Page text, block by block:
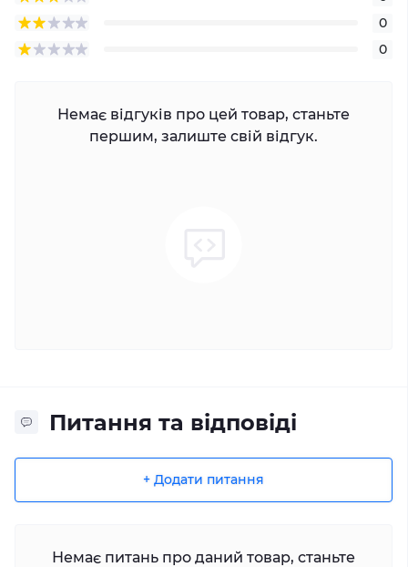
0
0
Немає відгуків про цей товар, станьте
першим, залиште свій відгук.
Питання та відповіді
+ Додати питання
Немає питань про даний товар, станьте